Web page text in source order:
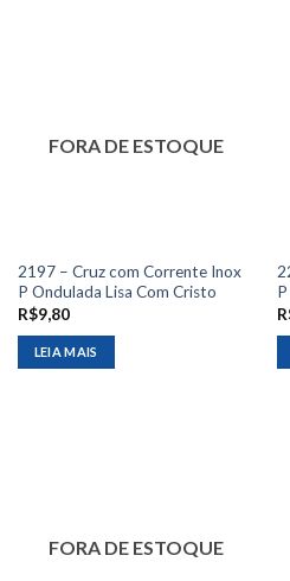
FORA DE ESTOQUE
2197 – Cruz com Corrente Inox
P Ondulada Lisa Com Cristo
R$9,80
LEIA MAIS
FORA DE ESTOQUE